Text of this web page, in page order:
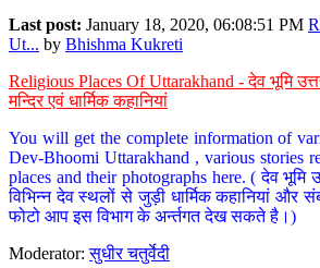
Last post: January 18, 2020, 06:08:51 PM
Ut... by Bhishma Kukreti
Religious Places Of Uttarakhand - देव भूमि
मन्दिर एवं धार्मिक कहानियां
You will get the complete information of
Dev-Bhoomi Uttarakhand , various stories
places and their photographs here. ( देव भूमि
विभिन्न देव स्थलों से जुड़ी धार्मिक कहानियां और
फोटो आप इस विभाग के अर्न्तगत देख सकते है।)
Moderator:सुधीर चतुर्वेदी